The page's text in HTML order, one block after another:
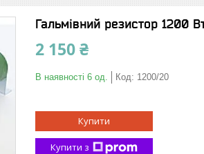
Гальмівний резистор 1200
2 150 ₴
В наявності 6 од. Код: 1200/20
Купити
Купити з